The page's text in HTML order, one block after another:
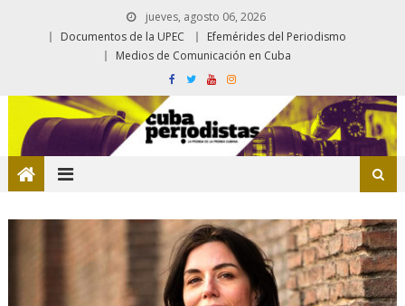
jueves, agosto 06, 2026
Documentos de la UPEC
Efemérides del Periodismo
Medios de Comunicación en Cuba